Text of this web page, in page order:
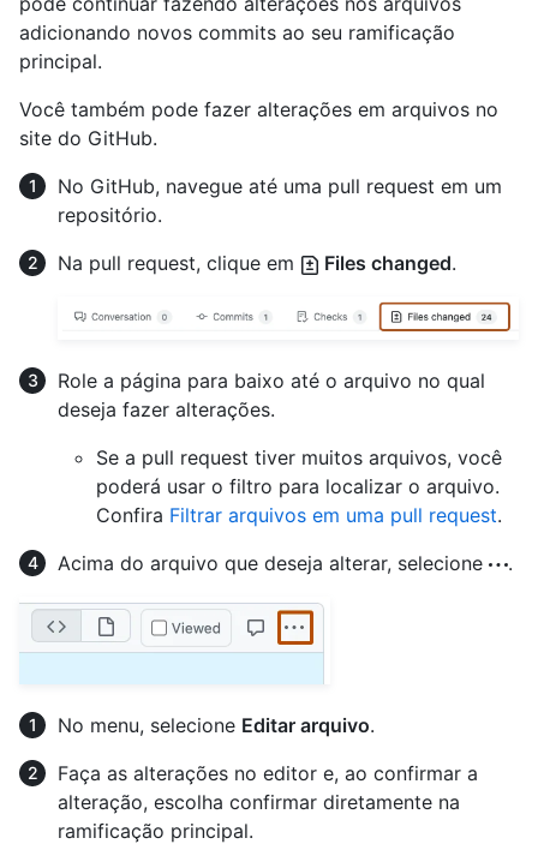
adicionando novos commits ao seu ramificação
principal.
Você também pode fazer alterações em arquivos no
site do GitHub.
No GitHub, navegue até uma pull request em um
repositório.
Na pull request, clique em
Files changed.
Role a página para baixo até o arquivo no qual
deseja fazer alterações.
Se a pull request tiver muitos arquivos, você
poderá usar o filtro para localizar o arquivo.
Confira Filtrar arquivos em uma pull request.
Acima do arquivo que deseja alterar, selecione
.
No menu, selecione Editar arquivo.
Faça as alterações no editor e, ao confirmar a
alteração, escolha confirmar diretamente na
ramificação principal.